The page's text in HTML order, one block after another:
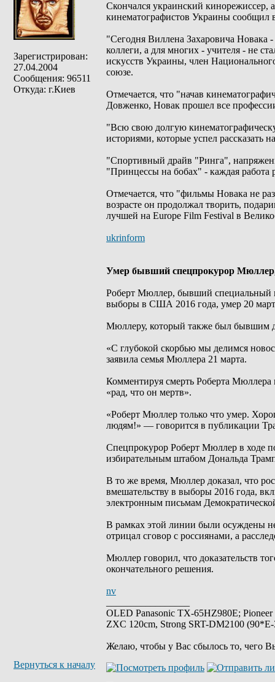
Зарегистрирован:
27.04.2004
Сообщения: 96511
Откуда: г.Киев
Скончался украинский
кинематографистов Украины сообщил
"Сегодня Виллена Захаровича Новака
коллеги, а для многих - учителя - не
искусств Украины, член
союзе.
Отмечается, что "начав
Довженко, Новак прошел все
"Всю свою долгую
историями, которые успел рассказать
"Спортивный драйв "Ринга",
"Принцессы на бобах" - каждая работа
Отмечается, что "фильмы Новака не
возрасте он продолжал творить,
лучшей на Europe Film Festival в
ukrinform
Умер бывший спецпрокурор
Роберт Мюллер, бывший специальный
выборы в США 2016 года, умер 20
Мюллеру, который также был бывшим
«С глубокой скорбью мы делимся
заявила семья Мюллера 21 марта.
Комментируя смерть Роберта
«рад, что он мертв».
«Роберт Мюллер только что умер.
людям!» — говорится в публикации
Спецпрокурор Роберт Мюллер в ходе
избирательным штабом Дональда
В то же время, Мюллер доказал, что
вмешательству в выборы 2016 года,
электронным письмам
В рамках этой линии были осуждены
отрицал сговор с россиянами, а
Мюллер говорил, что доказательств
окончательного решения.
nv
OLED Panasonic TX-65HZ980E;
ZXC 120cm, Strong SRT-DM2100
Желаю, чтобы у Вас сбылось то, чего
Вернуться к началу